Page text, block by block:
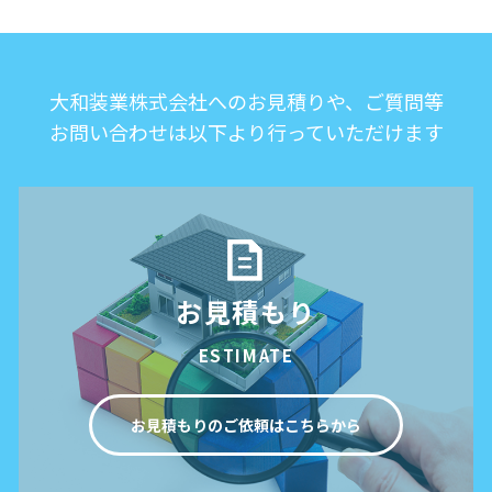
大和装業株式会社へのお見積りや、ご質問等
お問い合わせは以下より行っていただけます
お見積もり
ESTIMATE
お見積もりのご依頼はこちらから